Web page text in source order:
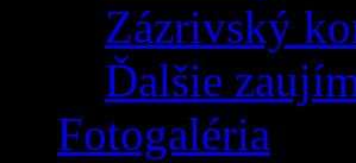
Zázrivský
Ďalšie
Fotogaléria